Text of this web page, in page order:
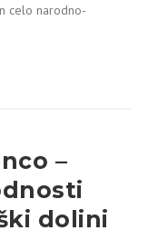
celo narodno-
–
dolini